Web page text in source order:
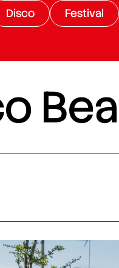
Disco
Festival